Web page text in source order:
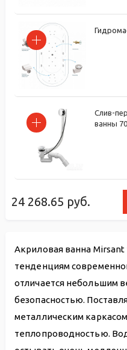
24 268.65 руб.
Слив-
ванны
Акриловая ванна Mirsant
тенденциям
отличается небольшим
безопасностью.
металлическим
теплопроводностью.